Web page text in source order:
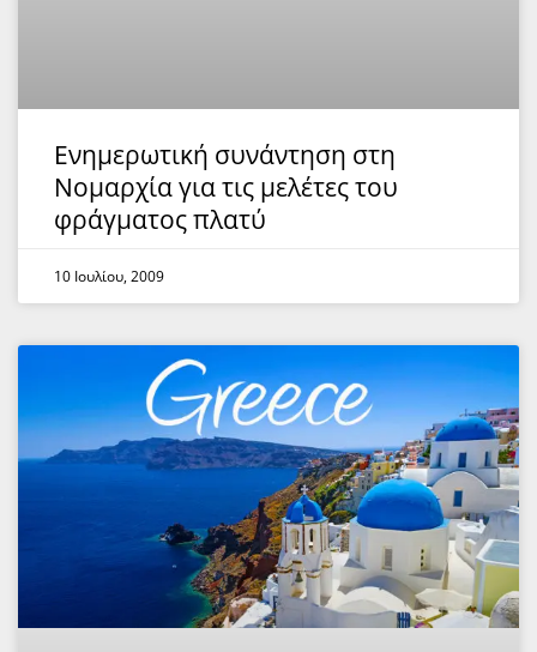
Ενημερωτική συνάντηση στη
Νομαρχία για τις μελέτες του
φράγματος πλατύ
10 Ιουλίου, 2009